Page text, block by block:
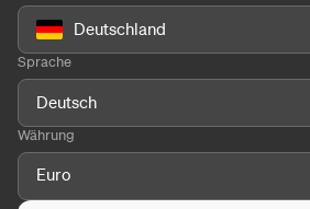
Deutschland
Sprache
Deutsch
Währung
Euro